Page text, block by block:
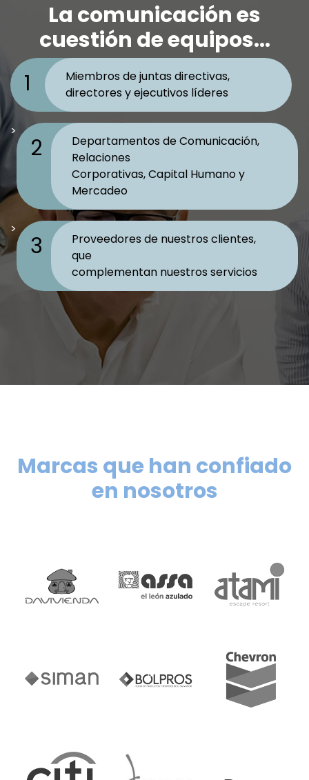
La comunicación es
cuestión de equipos...
1
Miembros de juntas directivas,
directores y ejecutivos líderes
>
2
Departamentos de Comunicación,
Relaciones
Corporativas, Capital Humano y
Mercadeo
>
3
Proveedores de nuestros clientes,
que
complementan nuestros servicios
Marcas que han confiado
en nosotros